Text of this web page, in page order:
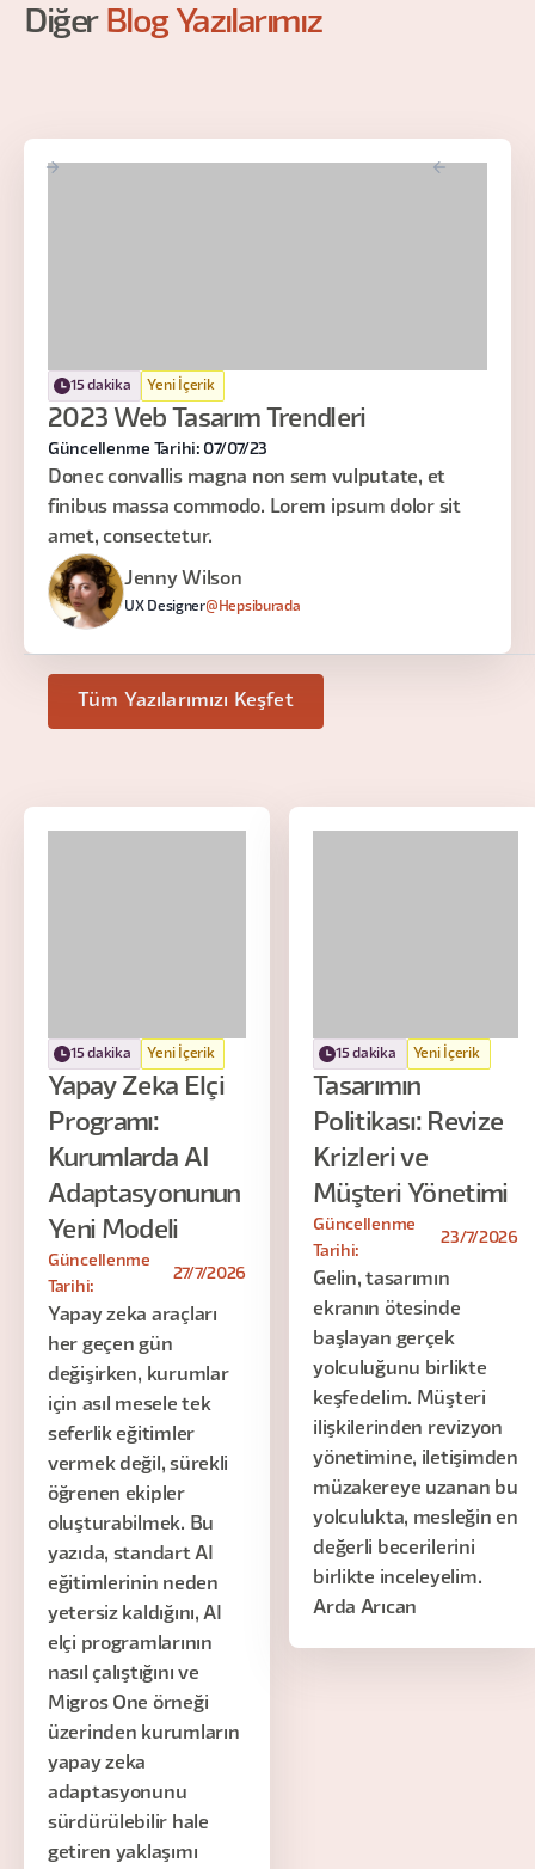
Diğer Blog Yazılarımız
15 dakika Yeni İçerik
2023 Web Tasarım Trendleri
Güncellenme Tarihi: 07/07/23
Donec convallis magna non sem vulputate, et
finibus massa commodo. Lorem ipsum dolor sit
amet, consectetur.
Jenny Wilson
UX Designer@Hepsiburada
Tüm Yazılarımızı Keşfet
15 dakika Yeni İçerik
Yapay Zeka Elçi
Programı:
Kurumlarda AI
Adaptasyonunun
Yeni Modeli
Güncellenme
Tarihi:
27/7/2026
Yapay zeka araçları
her geçen gün
değişirken, kurumlar
için asıl mesele tek
seferlik eğitimler
vermek değil, sürekli
öğrenen ekipler
oluşturabilmek. Bu
yazıda, standart AI
eğitimlerinin neden
yetersiz kaldığını, AI
elçi programlarının
nasıl çalıştığını ve
Migros One örneği
üzerinden kurumların
yapay zeka
adaptasyonunu
sürdürülebilir hale
getiren yaklaşımı
15 dakika Yeni İçerik
Tasarımın
Politikası: Revize
Krizleri ve
Müşteri Yönetimi
Güncellenme
Tarihi:
23/7/2026
Gelin, tasarımın
ekranın ötesinde
başlayan gerçek
yolculuğunu birlikte
keşfedelim. Müşteri
ilişkilerinden revizyon
yönetimine, iletişimden
müzakereye uzanan bu
yolculukta, mesleğin en
değerli becerilerini
birlikte inceleyelim.
Arda Arıcan